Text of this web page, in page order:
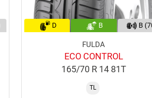
D B B
FULDA
ECO CONTROL
165/70 R 14 81T
TL